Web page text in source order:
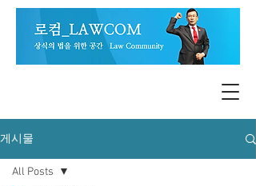
게시물
All Posts